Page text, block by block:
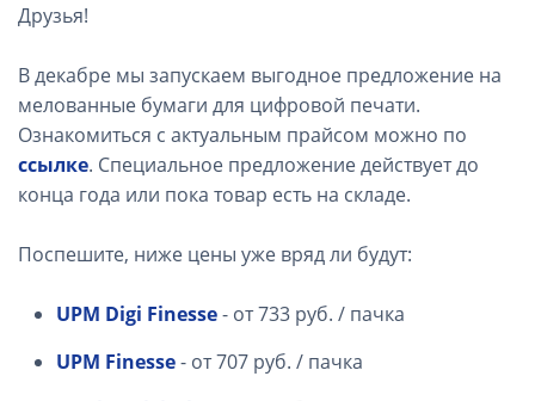
Друзья!
В декабре мы запускаем выгодное предложение на
мелованные бумаги для цифровой печати.
Ознакомиться с актуальным прайсом можно по
ссылке. Специальное предложение действует до
конца года или пока товар есть на складе.
Поспешите, ниже цены уже вряд ли будут:
UPM Digi Finesse- от 733 руб. / пачка
UPM Finesse- от 707 руб. / пачка